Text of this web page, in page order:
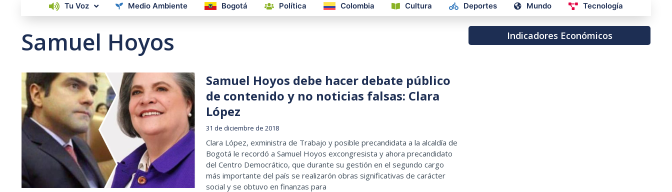
Tu Voz Medio Ambiente Bogotá Política Colombia Cultura Deportes Mundo Tecnología
Samuel Hoyos
Samuel Hoyos debe hacer debate público
de contenido y no noticias falsas: Clara
López
31 de diciembre de 2018
Clara López, exministra de Trabajo y posible precandidata a la alcaldía de
Bogotá le recordó a Samuel Hoyos excongresista y ahora precandidato
del Centro Democrático, que durante su gestión en el segundo cargo
más importante del país se realizarón obras significativas de carácter
social y se obtuvo en finanzas para
Indicadores Económicos